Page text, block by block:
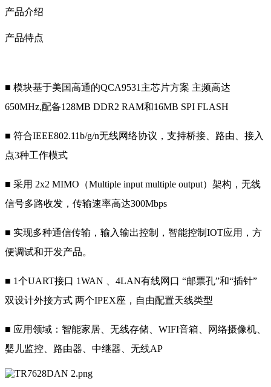
产品介绍
产品特点
■ 模块基于美国高通的QCA9531主芯片方案 主频高达
650MHz,配备128MB DDR2 RAM和16MB SPI FLASH
■ 符合IEEE802.11b/g/n无线网络协议，支持桥接、路由、接入
点3种工作模式
■ 采用 2x2 MIMO（Multiple input multiple output）架构，无线
信号多路收发，传输速率高达300Mbps
■ 实现多种通信传输，输入输出控制，智能控制IOT应用，方
便调试和开发产品。
■ 1个UART接口 1WAN 、4LAN有线网口 “邮票孔”和“插针”
双设计外接方式 两个IPEX座，自由配置天线类型
■ 应用领域：智能家居、无线存储、WIFI音箱、网络摄像机、
婴儿监控、路由器、中继器、无线AP